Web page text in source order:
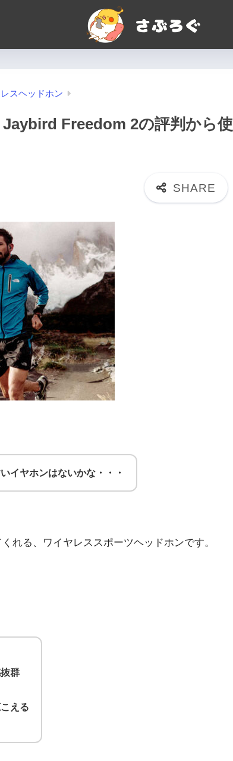
スヘッドホン
Jaybird Freedom 2の評判から使
イヤホンはないかな・・・
れる、ワイヤレススポーツヘッドホンです。
群
える